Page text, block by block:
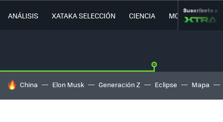
ANÁLISIS XATAKA SELECCIÓN CIENCIA MOVILIDAD
Suscríbete a
HOY SE HABLA DE
China Elon Musk Generación Z Eclipse Mapa